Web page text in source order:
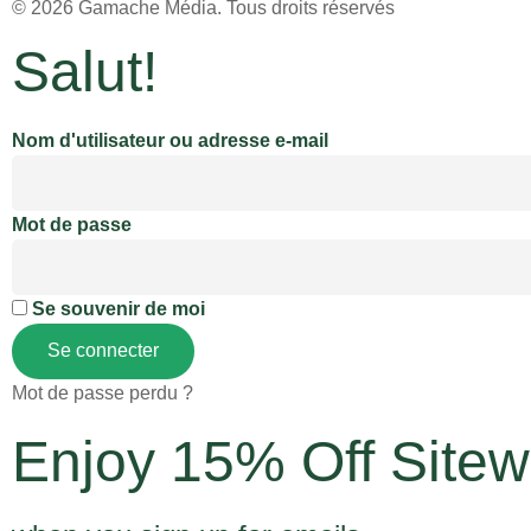
© 2026 Gamache Média. Tous droits réservés
Salut!
Nom d'utilisateur ou adresse e-mail
Mot de passe
Se souvenir de moi
Se connecter
Mot de passe perdu ?
Enjoy 15% Off